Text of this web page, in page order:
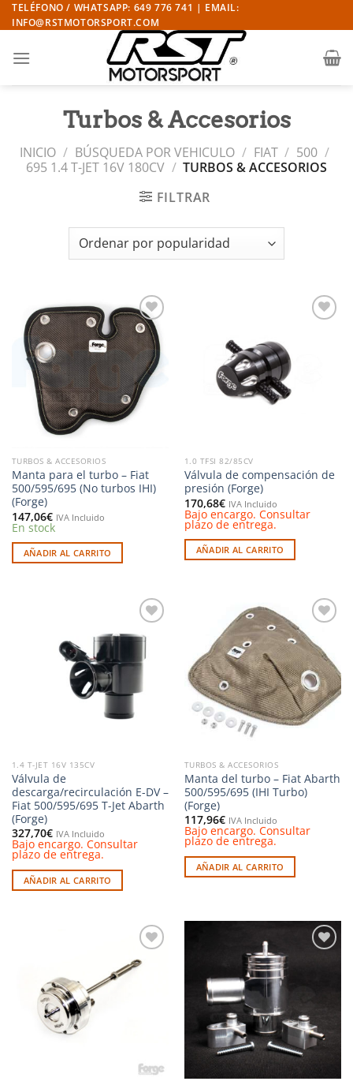
Saltar
al
TELÉFONO / WHATSAPP: 649 776 741 | EMAIL:
INFO@RSTMOTORSPORT.COM
Turbos & Accesorios
INICIO / BÚSQUEDA POR VEHICULO / FIAT / 500 /
695 1.4 T-JET 16V 180CV / TURBOS & ACCESORIOS
FILTRAR
Añadir
a la
lista de
deseos
TURBOS & ACCESORIOS
Manta para el turbo – Fiat
500/595/695 (No turbos IHI)
(Forge)
147,06€ IVA Incluido
En stock
AÑADIR AL CARRITO
1.0 TFSI 82/85CV
Válvula de compensación de
presión (Forge)
170,68€ IVA Incluido
Bajo encargo. Consultar
plazo de entrega.
AÑADIR AL CARRITO
Añadir
a la
lista de
deseos
1.4 T-JET 16V 135CV
Válvula de
descarga/recirculación E-DV –
Fiat 500/595/695 T-Jet Abarth
(Forge)
327,70€ IVA Incluido
Bajo encargo. Consultar
plazo de entrega.
AÑADIR AL CARRITO
Añadir
a la
lista de
deseos
TURBOS & ACCESORIOS
Manta del turbo – Fiat Abarth
500/595/695 (IHI Turbo)
(Forge)
117,96€ IVA Incluido
Bajo encargo. Consultar
plazo de entrega.
AÑADIR AL CARRITO
Añadir